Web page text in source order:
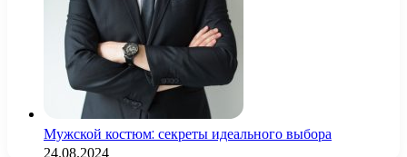
Мужской костюм: секреты идеального выбора
24.08.2024